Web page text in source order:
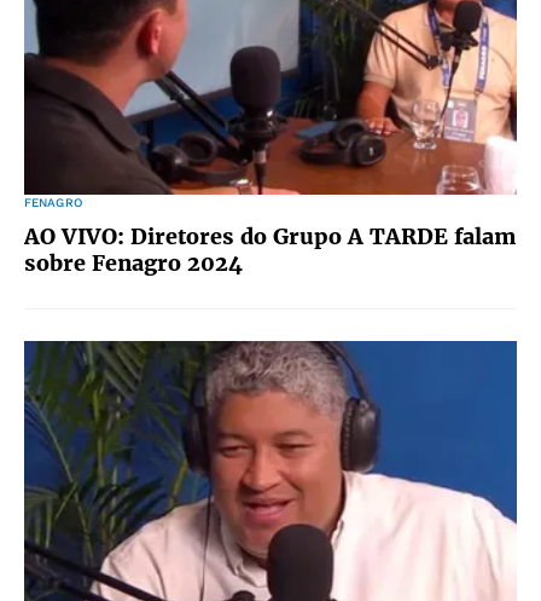
FENAGRO
AO VIVO: Diretores do Grupo A TARDE falam
sobre Fenagro 2024